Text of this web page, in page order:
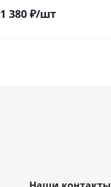
1 380₽/шт